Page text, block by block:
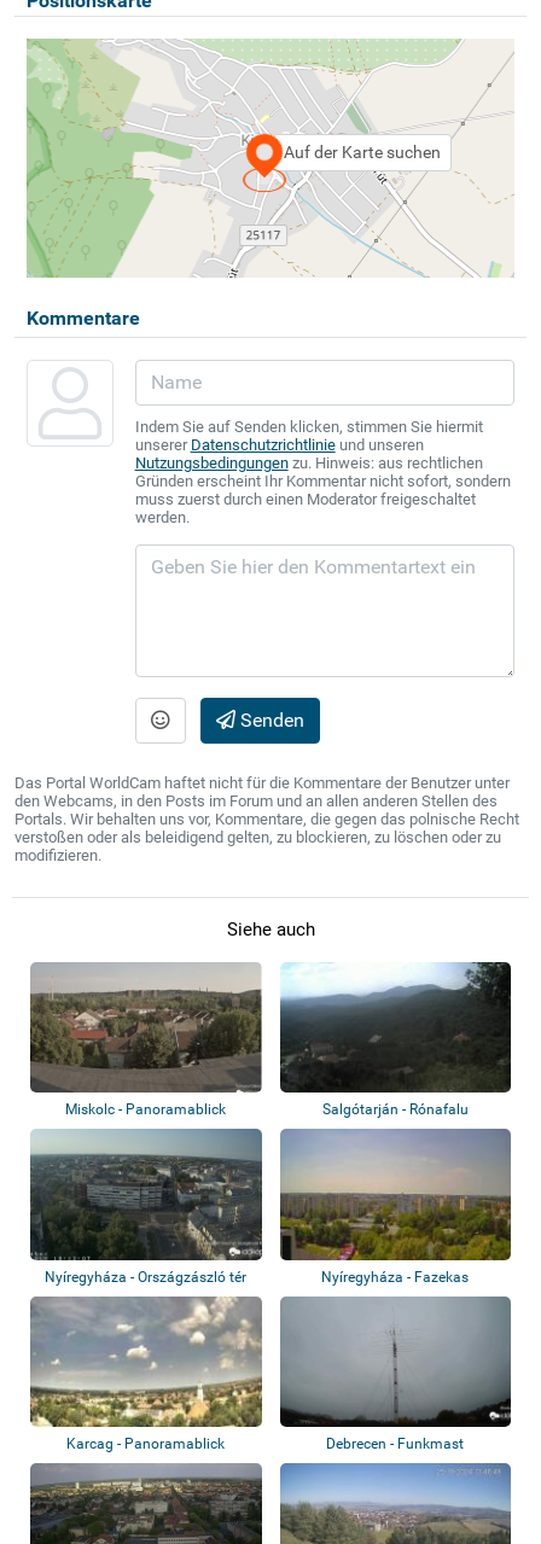
Auf der Karte suchen
Kommentare
Indem Sie auf Senden klicken, stimmen Sie hiermit
unserer Datenschutzrichtlinieund unseren
Nutzungsbedingungenzu. Hinweis: aus rechtlichen
Gründen erscheint Ihr Kommentar nicht sofort, sondern
muss zuerst durch einen Moderator freigeschaltet
werden.
Senden
Das Portal WorldCam haftet nicht für die Kommentare der Benutzer unter
den Webcams, in den Posts im Forum und an allen anderen Stellen des
Portals. Wir behalten uns vor, Kommentare, die gegen das polnische Recht
verstoßen oder als beleidigend gelten, zu blockieren, zu löschen oder zu
modifizieren.
Siehe auch
Miskolc - Panoramablick Salgótarján - Rónafalu
Nyíregyháza - Országzászló tér Nyíregyháza - Fazekas
Karcag - Panoramablick Debrecen - Funkmast